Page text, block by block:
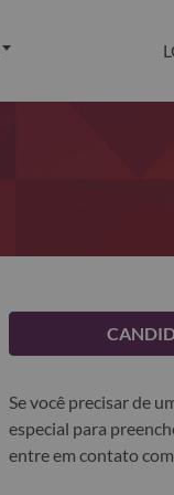
Se você precisar de
especial para
entre em contato com